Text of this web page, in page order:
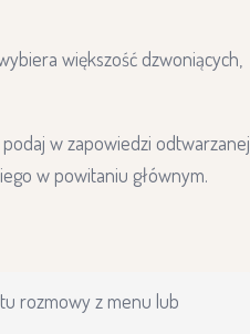
większość dzwoniących,
w zapowiedzi odtwarzanej
w powitaniu głównym.
rozmowy z menu lub